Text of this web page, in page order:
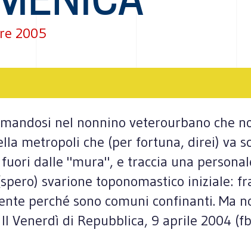
2005
nel nonnino veterourbano che
metropoli che (per fortuna, direi) va
dalle "mura", e traccia una
svarione toponomastico iniziale:
perché sono comuni confinanti. Ma
Venerdì di Repubblica, 9 aprile 2004